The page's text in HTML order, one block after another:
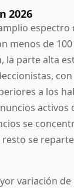
2026
espectro
menos de
la parte alta
a los
activos
se
se
variación